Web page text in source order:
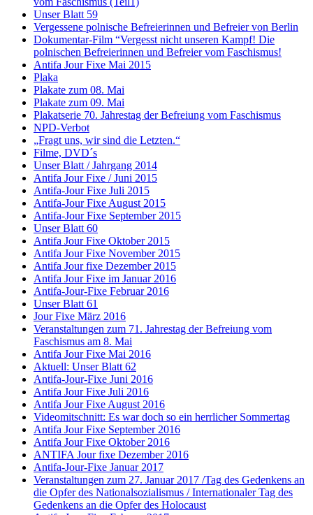
Unser Blatt 59
Vergessene polnische Befreierinnen und Befreier von Berlin
Dokumentar-Film “Vergesst nicht unseren Kampf! Die
polnischen Befreierinnen und Befreier vom Faschismus!
Antifa Jour Fixe Mai 2015
Plaka
Plakate zum 08. Mai
Plakate zum 09. Mai
Plakatserie 70. Jahrestag der Befreiung vom Faschismus
NPD-Verbot
„Fragt uns, wir sind die Letzten.“
Filme, DVD´s
Unser Blatt / Jahrgang 2014
Antifa Jour Fixe / Juni 2015
Antifa-Jour Fixe Juli 2015
Antifa-Jour Fixe August 2015
Antifa-Jour Fixe September 2015
Unser Blatt 60
Antifa Jour Fixe Oktober 2015
Antifa Jour Fixe November 2015
Antifa Jour fixe Dezember 2015
Antifa Jour Fixe im Januar 2016
Antifa-Jour-Fixe Februar 2016
Unser Blatt 61
Jour Fixe März 2016
Veranstaltungen zum 71. Jahrestag der Befreiung vom
Faschismus am 8. Mai
Antifa Jour Fixe Mai 2016
Aktuell: Unser Blatt 62
Antifa-Jour-Fixe Juni 2016
Antifa Jour Fixe Juli 2016
Antifa Jour Fixe August 2016
Videomitschnitt: Es war doch so ein herrlicher Sommertag
Antifa Jour Fixe September 2016
Antifa Jour Fixe Oktober 2016
ANTIFA Jour fixe Dezember 2016
Antifa-Jour-Fixe Januar 2017
Veranstaltungen zum 27. Januar 2017 /Tag des Gedenkens an
die Opfer des Nationalsozialismus / Internationaler Tag des
Gedenkens an die Opfer des Holocaust